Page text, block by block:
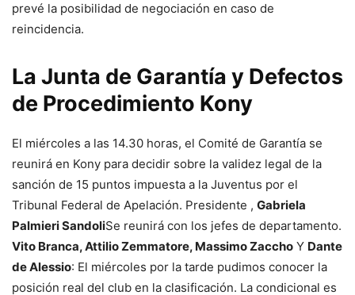
prevé la posibilidad de negociación en caso de
reincidencia.
La Junta de Garantía y Defectos
de Procedimiento Kony
El miércoles a las 14.30 horas, el Comité de Garantía se
reunirá en Kony para decidir sobre la validez legal de la
sanción de 15 puntos impuesta a la Juventus por el
Tribunal Federal de Apelación. Presidente , Gabriela
Palmieri SandoliSe reunirá con los jefes de departamento.
Vito Branca, Attilio Zemmatore, Massimo Zaccho Y Dante
de Alessio: El miércoles por la tarde pudimos conocer la
posición real del club en la clasificación. La condicional es